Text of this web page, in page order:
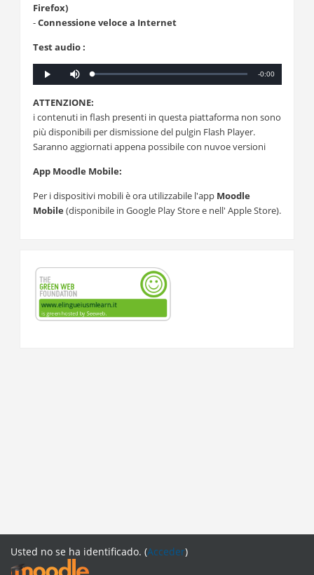
Firefox)
-Connessione veloce a Internet
Test audio :
Reproducción Cargado:
Progreso:
Tiempo
-0:00
ATTENZIONE:
i contenuti in flash presenti in questa piattaforma non sono
più disponibili per dismissione del pulgin Flash Player.
Saranno aggiornati appena possibile con nuvoe versioni
App Moodle Mobile:
Per i dispositivi mobili è ora utilizzabile l'app Moodle
Mobile (disponibile in Google Play Store e nell' Apple Store).
Usted no se ha identificado. (Acceder)